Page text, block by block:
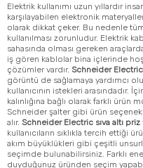
Elektrik kullanımı uzun yıllardır
karşılayabilen elektronik
olarak dikkat çeker. Bu nedenle
kullanılması zorunludur. Elektrik
sahasında olması gereken
iş gören kablolar bina içlerinde
çözümler vardır. Schneider
görüntü de sağlamaya yardımcı
kullanıcının istekleri arasındadır.
kalınlığına bağlı olarak farklı
Schneider şalter gibi ürün
alır. Schneider Electric sıva altı priz
kullanıcıların sıklıkla tercih ettiği
akım büyüklükleri gibi çeşitli
seçimde bulunabilirsiniz. Farklı
duyduğunuz üründen seçim